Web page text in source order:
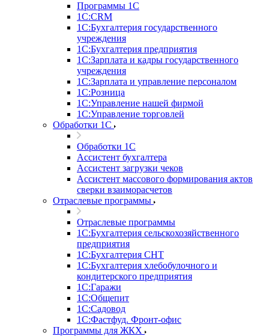
Программы 1С
1С:CRM
1С:Бухгалтерия государственного
учреждения
1С:Бухгалтерия предприятия
1С:Зарплата и кадры государственного
учреждения
1С:Зарплата и управление персоналом
1С:Розница
1С:Управление нашей фирмой
1С:Управление торговлей
Обработки 1С
Обработки 1С
Ассистент бухгалтера
Ассистент загрузки чеков
Ассистент массового формирования актов
сверки взаиморасчетов
Отраслевые программы
Отраслевые программы
1С:Бухгалтерия сельскохозяйственного
предприятия
1С:Бухгалтерия СНТ
1С:Бухгалтерия хлебобулочного и
кондитерского предприятия
1С:Гаражи
1С:Общепит
1С:Садовод
1С:Фастфуд. Фронт-офис
Программы для ЖКХ